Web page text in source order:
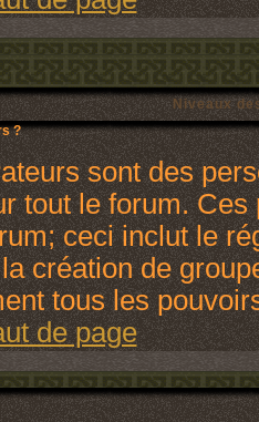
Niveaux
?
sont des
tout le forum.
ceci inclut le
création de
tous les
de page